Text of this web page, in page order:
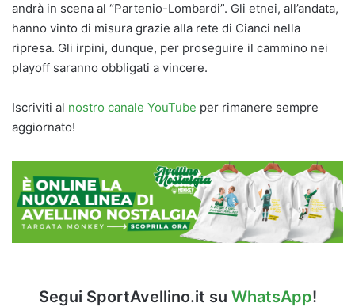
andrà in scena al “Partenio-Lombardi”. Gli etnei, all’andata,
hanno vinto di misura grazie alla rete di Cianci nella
ripresa. Gli irpini, dunque, per proseguire il cammino nei
playoff saranno obbligati a vincere.
Iscriviti al nostro canale YouTube per rimanere sempre
aggiornato!
Segui SportAvellino.it su WhatsApp!